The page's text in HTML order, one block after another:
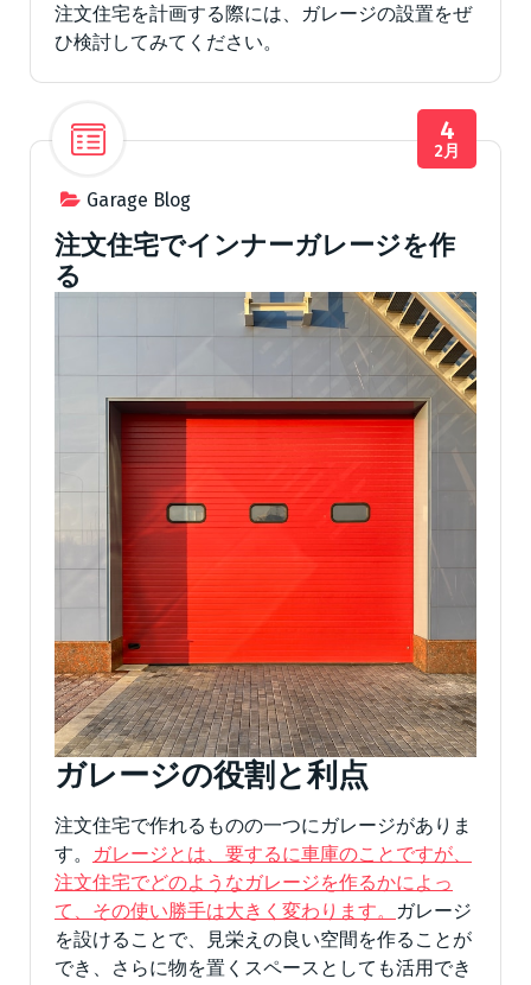
注文住宅を計画する際には、ガレージの設置をぜ
ひ検討してみてください。
Garage Blog
4
2月
注文住宅でインナーガレージを作
る
ガレージの役割と利点
注文住宅で作れるものの一つにガレージがありま
す。
ガレージとは、要するに車庫のことですが、
注文住宅でどのようなガレージを作るかによっ
て、その使い勝手は大きく変わります。
ガレージ
を設けることで、見栄えの良い空間を作ることが
でき、さらに物を置くスペースとしても活用でき